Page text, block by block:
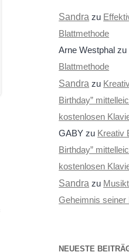
Sandra zu
Blattmethode
Arne Westphal zu
Blattmethode
Sandra zu
Birthday”
kostenlosen
GABY zu Kreativ
Birthday”
kostenlosen
Sandra zu
Geheimnis seiner
NEUESTE